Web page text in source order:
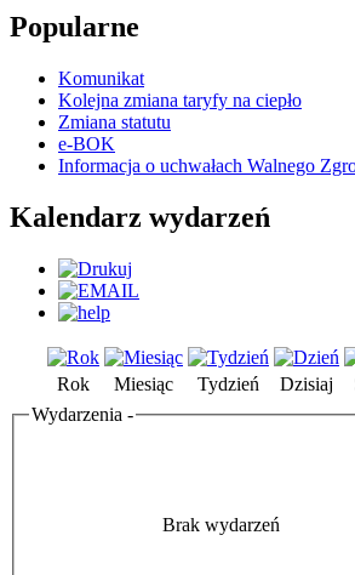
Popularne
Komunikat
Kolejna zmiana taryfy na ciepło
Zmiana statutu
e-BOK
Informacja o uchwałach Walnego
Kalendarz wydarzeń
Rok Miesiąc Tydzień Dzisiaj
Wydarzenia -
Brak wydarzeń